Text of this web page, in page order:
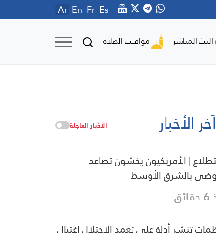
Ar En Fr Es
البث المباشر مواقيت الصلاة
آخر الأخبار الأخبار العاجلة
| الأمريكيون يخشون تصاعد
بالشرق الأوسط
تنشر أدلة على تعمد الاحتلال اغتيال